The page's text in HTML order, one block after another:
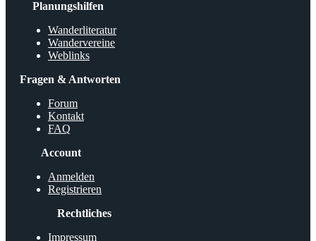
Planungshilfen
Wanderliteratur
Wandervereine
Weblinks
Fragen & Antworten
Forum
Kontakt
FAQ
Account
Anmelden
Registrieren
Rechtliches
Impressum